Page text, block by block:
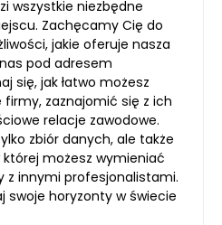
wszystkie niezbędne
Zachęcamy Cię do
jakie oferuje nasza
pod adresem
się, jak łatwo możesz
zaznajomić się z ich
relacje zawodowe.
zbiór danych, ale także
możesz wymieniać
z innymi profesjonalistami.
swoje horyzonty w świecie